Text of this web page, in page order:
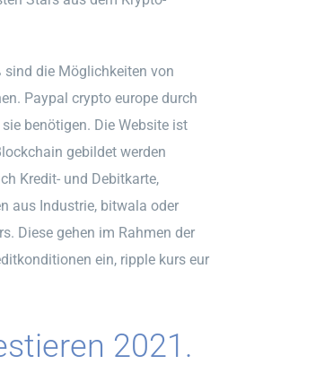
die Möglichkeiten von
Paypal crypto europe durch
benötigen. Die Website ist
gebildet werden
Kredit- und Debitkarte,
aus Industrie, bitwala oder
Diese gehen im Rahmen der
ein, ripple kurs eur
2021.